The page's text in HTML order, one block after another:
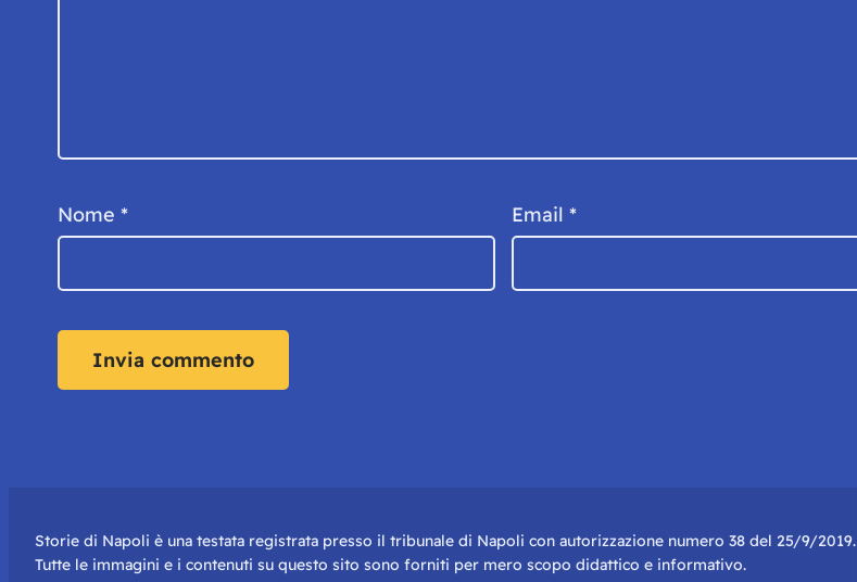
Nome * Email *
Storie di Napoli è una testata registrata presso il tribunale di Napoli con autorizzazione numero 38 del 25/9/2019.
Tutte le immagini e i contenuti su questo sito sono forniti per mero scopo didattico e informativo.